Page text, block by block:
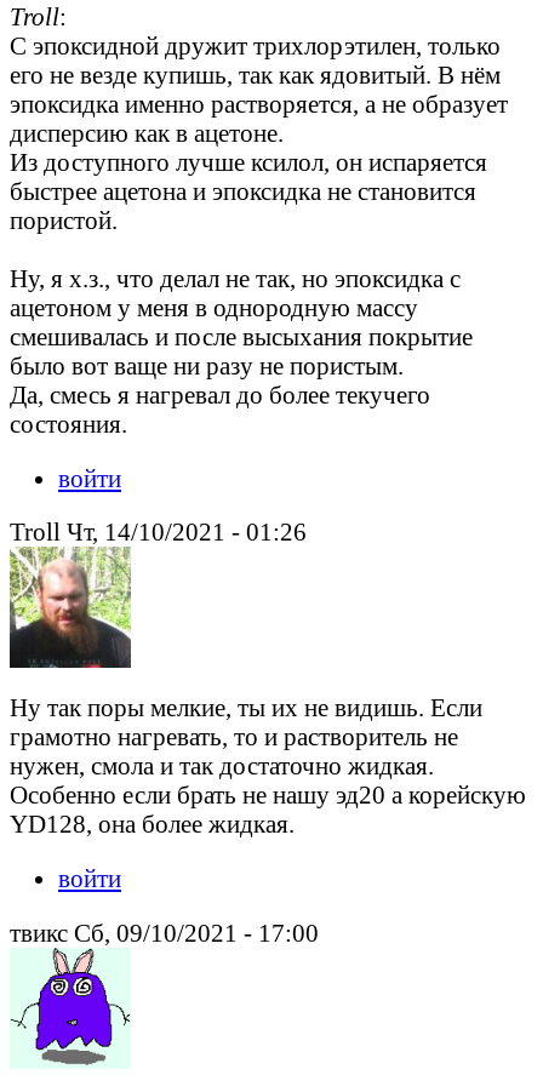
Troll:
С эпоксидной дружит трихлорэтилен, только
его не везде купишь, так как ядовитый. В нём
эпоксидка именно растворяется, а не образует
дисперсию как в ацетоне.
Из доступного лучше ксилол, он испаряется
быстрее ацетона и эпоксидка не становится
пористой.
Ну, я х.з., что делал не так, но эпоксидка с
ацетоном у меня в однородную массу
смешивалась и после высыхания покрытие
было вот ваще ни разу не пористым.
Да, смесь я нагревал до более текучего
состояния.
войти
Troll Чт, 14/10/2021 - 01:26
Ну так поры мелкие, ты их не видишь. Если
грамотно нагревать, то и растворитель не
нужен, смола и так достаточно жидкая.
Особенно если брать не нашу эд20 а корейскую
YD128, она более жидкая.
войти
твикс Сб, 09/10/2021 - 17:00